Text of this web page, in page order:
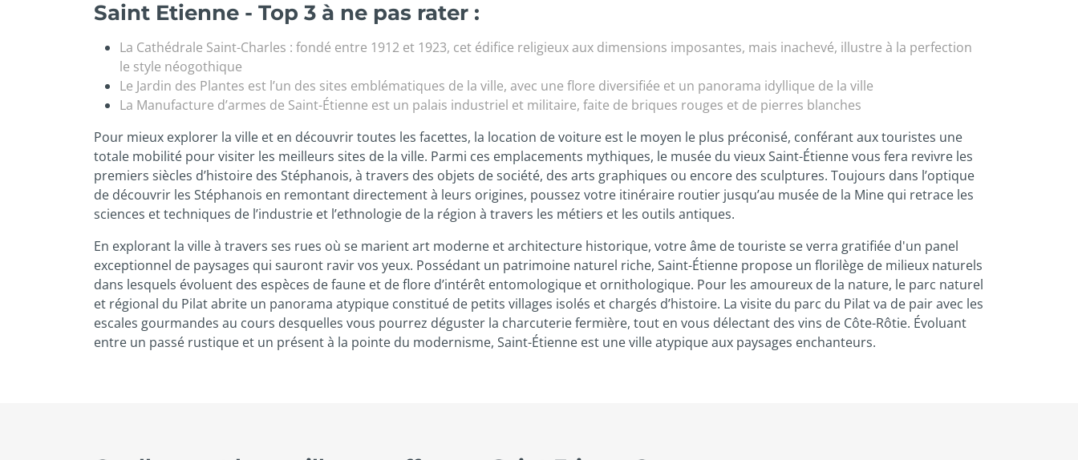
Saint Etienne - Top 3 à ne pas rater :
La Cathédrale Saint-Charles : fondé entre 1912 et 1923, cet édifice religieux aux dimensions imposantes, mais inachevé, illustre à la perfection
le style néogothique
Le Jardin des Plantes est l’un des sites emblématiques de la ville, avec une flore diversifiée et un panorama idyllique de la ville
La Manufacture d’armes de Saint-Étienne est un palais industriel et militaire, faite de briques rouges et de pierres blanches
Pour mieux explorer la ville et en découvrir toutes les facettes, la location de voiture est le moyen le plus préconisé, conférant aux touristes une
totale mobilité pour visiter les meilleurs sites de la ville. Parmi ces emplacements mythiques, le musée du vieux Saint-Étienne vous fera revivre les
premiers siècles d’histoire des Stéphanois, à travers des objets de société, des arts graphiques ou encore des sculptures. Toujours dans l’optique
de découvrir les Stéphanois en remontant directement à leurs origines, poussez votre itinéraire routier jusqu’au musée de la Mine qui retrace les
sciences et techniques de l’industrie et l’ethnologie de la région à travers les métiers et les outils antiques.
En explorant la ville à travers ses rues où se marient art moderne et architecture historique, votre âme de touriste se verra gratifiée d'un panel
exceptionnel de paysages qui sauront ravir vos yeux. Possédant un patrimoine naturel riche, Saint-Étienne propose un florilège de milieux naturels
dans lesquels évoluent des espèces de faune et de flore d’intérêt entomologique et ornithologique. Pour les amoureux de la nature, le parc naturel
et régional du Pilat abrite un panorama atypique constitué de petits villages isolés et chargés d’histoire. La visite du parc du Pilat va de pair avec les
escales gourmandes au cours desquelles vous pourrez déguster la charcuterie fermière, tout en vous délectant des vins de Côte-Rôtie. Évoluant
entre un passé rustique et un présent à la pointe du modernisme, Saint-Étienne est une ville atypique aux paysages enchanteurs.